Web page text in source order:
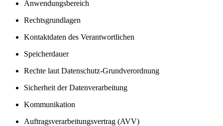
Anwendungsbereich
Rechtsgrundlagen
Kontaktdaten des Verantwortlichen
Speicherdauer
Rechte laut Datenschutz-Grundverordnung
Sicherheit der Datenverarbeitung
Kommunikation
Auftragsverarbeitungsvertrag (AVV)